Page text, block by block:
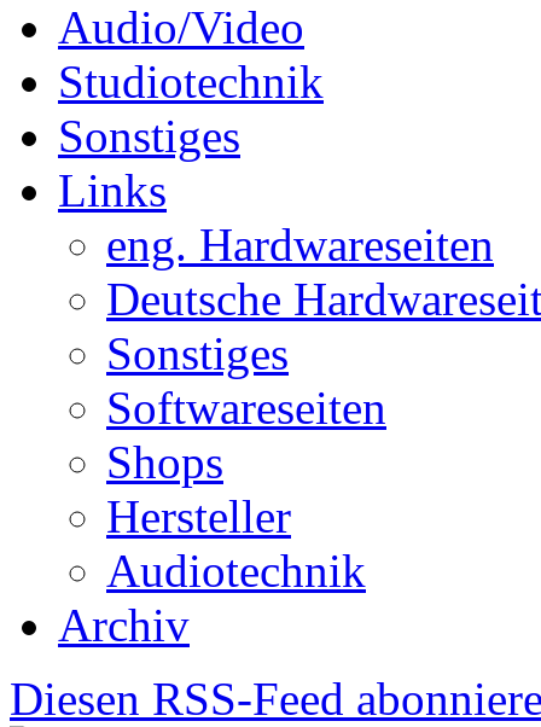
Audio/Video
Studiotechnik
Sonstiges
Links
eng. Hardwareseiten
Deutsche
Sonstiges
Softwareseiten
Shops
Hersteller
Audiotechnik
Archiv
Diesen RSS-Feed